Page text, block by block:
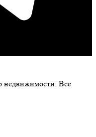
недвижимости. Все